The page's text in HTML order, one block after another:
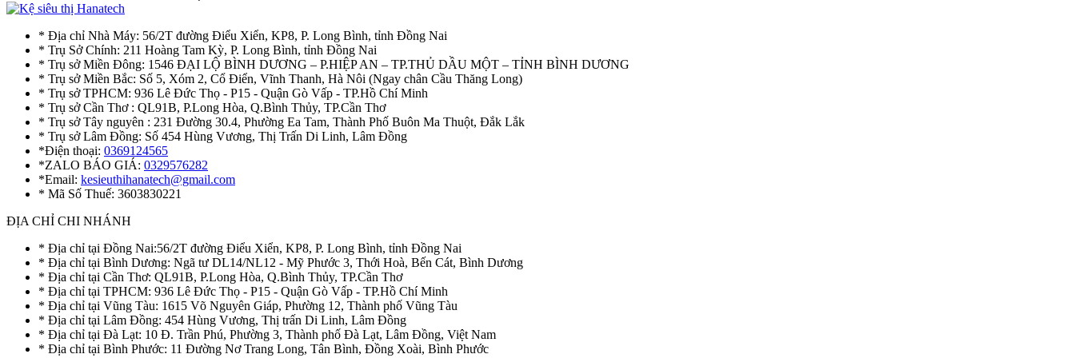
* Địa chỉ Nhà Máy: 56/2T đường Điểu Xiển, KP8, P. Long Bình, tỉnh Đồng Nai
* Trụ Sở Chính: 211 Hoàng Tam Kỳ, P. Long Bình, tỉnh Đồng Nai
* Trụ sở Miền Đông: 1546 ĐẠI LỘ BÌNH DƯƠNG – P.HIỆP AN – TP.THỦ DẦU MỘT – TỈNH BÌNH DƯƠNG
* Trụ sở Miền Bắc: Số 5, Xóm 2, Cổ Điển, Vĩnh Thanh, Hà Nôi (Ngay chân Cầu Thăng Long)
* Trụ sở TPHCM: 936 Lê Đức Thọ - P15 - Quận Gò Vấp - TP.Hồ Chí Minh
* Trụ sở Cần Thơ : QL91B, P.Long Hòa, Q.Bình Thủy, TP.Cần Thơ
* Trụ sở Tây nguyên : 231 Đường 30.4, Phường Ea Tam, Thành Phố Buôn Ma Thuột, Đắk Lắk
* Trụ sở Lâm Đồng: Số 454 Hùng Vương, Thị Trấn Di Linh, Lâm Đồng
*Điện thoại: 0369124565
*ZALO BÁO GIÁ: 0329576282
*Email: kesieuthihanatech@gmail.com
* Mã Số Thuế: 3603830221
ĐỊA CHỈ CHI NHÁNH
* Địa chỉ tại Đồng Nai:56/2T đường Điểu Xiển, KP8, P. Long Bình, tỉnh Đồng Nai
* Địa chỉ tại Bình Dương: Ngã tư DL14/NL12 - Mỹ Phước 3, Thới Hoà, Bến Cát, Bình Dương
* Địa chỉ tại Cần Thơ: QL91B, P.Long Hòa, Q.Bình Thủy, TP.Cần Thơ
* Địa chỉ tại TPHCM: 936 Lê Đức Thọ - P15 - Quận Gò Vấp - TP.Hồ Chí Minh
* Địa chỉ tại Vũng Tàu: 1615 Võ Nguyên Giáp, Phường 12, Thành phố Vũng Tàu
* Địa chỉ tại Lâm Đồng: 454 Hùng Vương, Thị trấn Di Linh, Lâm Đồng
* Địa chỉ tại Đà Lạt: 10 Đ. Trần Phú, Phường 3, Thành phố Đà Lạt, Lâm Đồng, Việt Nam
* Địa chỉ tại Bình Phước: 11 Đường Nơ Trang Long, Tân Bình, Đồng Xoài, Bình Phước